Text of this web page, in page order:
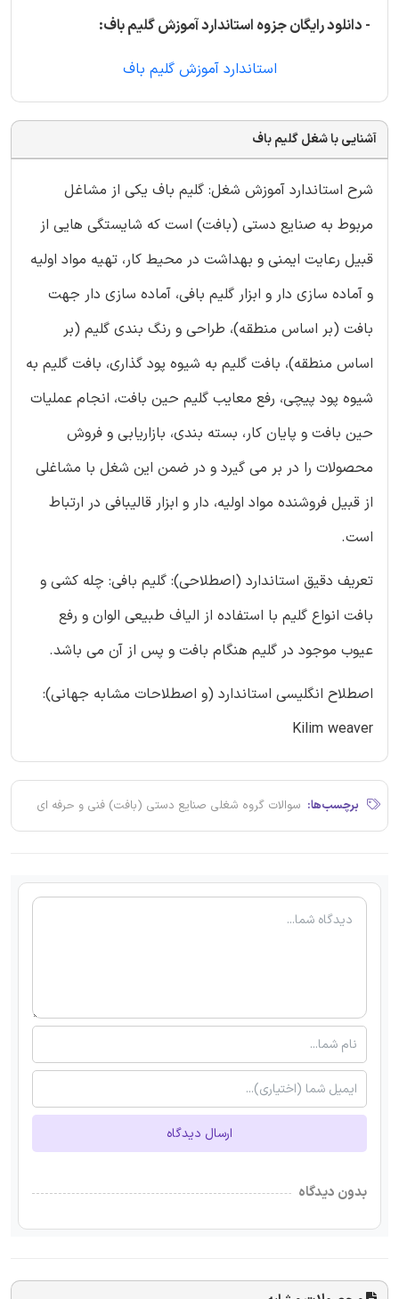
- دانلود رایگان جزوه استاندارد آموزش گلیم باف:
استاندارد آموزش گلیم باف
آشنایی با شغل گلیم باف
شرح استاندارد آموزش شغل: گلیم باف یکی از مشاغل
مربوط به صنایع دستی (بافت) است که شایستگی هایی از
قبیل رعایت ایمنی و بهداشت در محیط کار، تهیه مواد اولیه
و آماده سازی دار و ابزار گلیم بافی، آماده سازی دار جهت
بافت (بر اساس منطقه)، طراحی و رنگ بندی گلیم (بر
اساس منطقه)، بافت گلیم به شیوه پود گذاری، بافت گلیم به
شیوه پود پیچی، رفع معایب گلیم حین بافت، انجام عملیات
حین بافت و پایان کار، بسته بندی، بازاریابی و فروش
محصولات را در بر می گیرد و در ضمن این شغل با مشاغلی
از قبیل فروشنده مواد اولیه، دار و ابزار قالیبافی در ارتباط
است.
تعریف دقیق استاندارد (اصطلاحی): گلیم بافی: چله کشی و
بافت انواع گلیم با استفاده از الیاف طبیعی الوان و رفع
عیوب موجود در گلیم هنگام بافت و پس از آن می باشد.
اصطلاح انگلیسی استاندارد (و اصطلاحات مشابه جهانی):
Kilim weaver
برچسب‌ها: سوالات گروه شغلی صنایع دستی (بافت) فنی و حرفه ای
ارسال دیدگاه
بدون دیدگاه